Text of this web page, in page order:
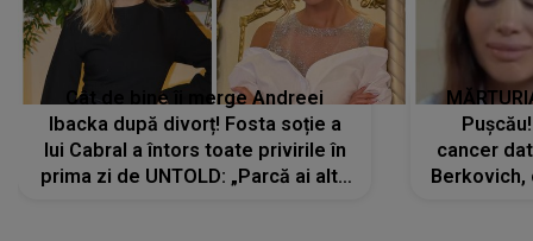
Cât de bine îi merge Andreei
Ibacka după divorț! Fosta soție a
lui Cabral a întors toate privirile în
prima zi de UNTOLD: „Parcă ai altă
cancer
Berkovich,